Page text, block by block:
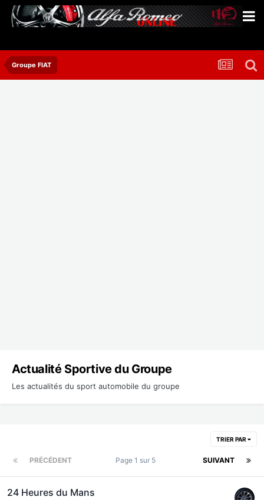
Groupe FIAT
Actualité Sportive du Groupe
Les actualités du sport automobile du groupe
TRIER PAR
PRÉCÉDENT SUIVANT
Page 1 sur 5
24 Heures du Mans